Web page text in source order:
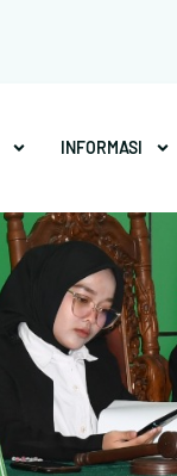
INFORMASI